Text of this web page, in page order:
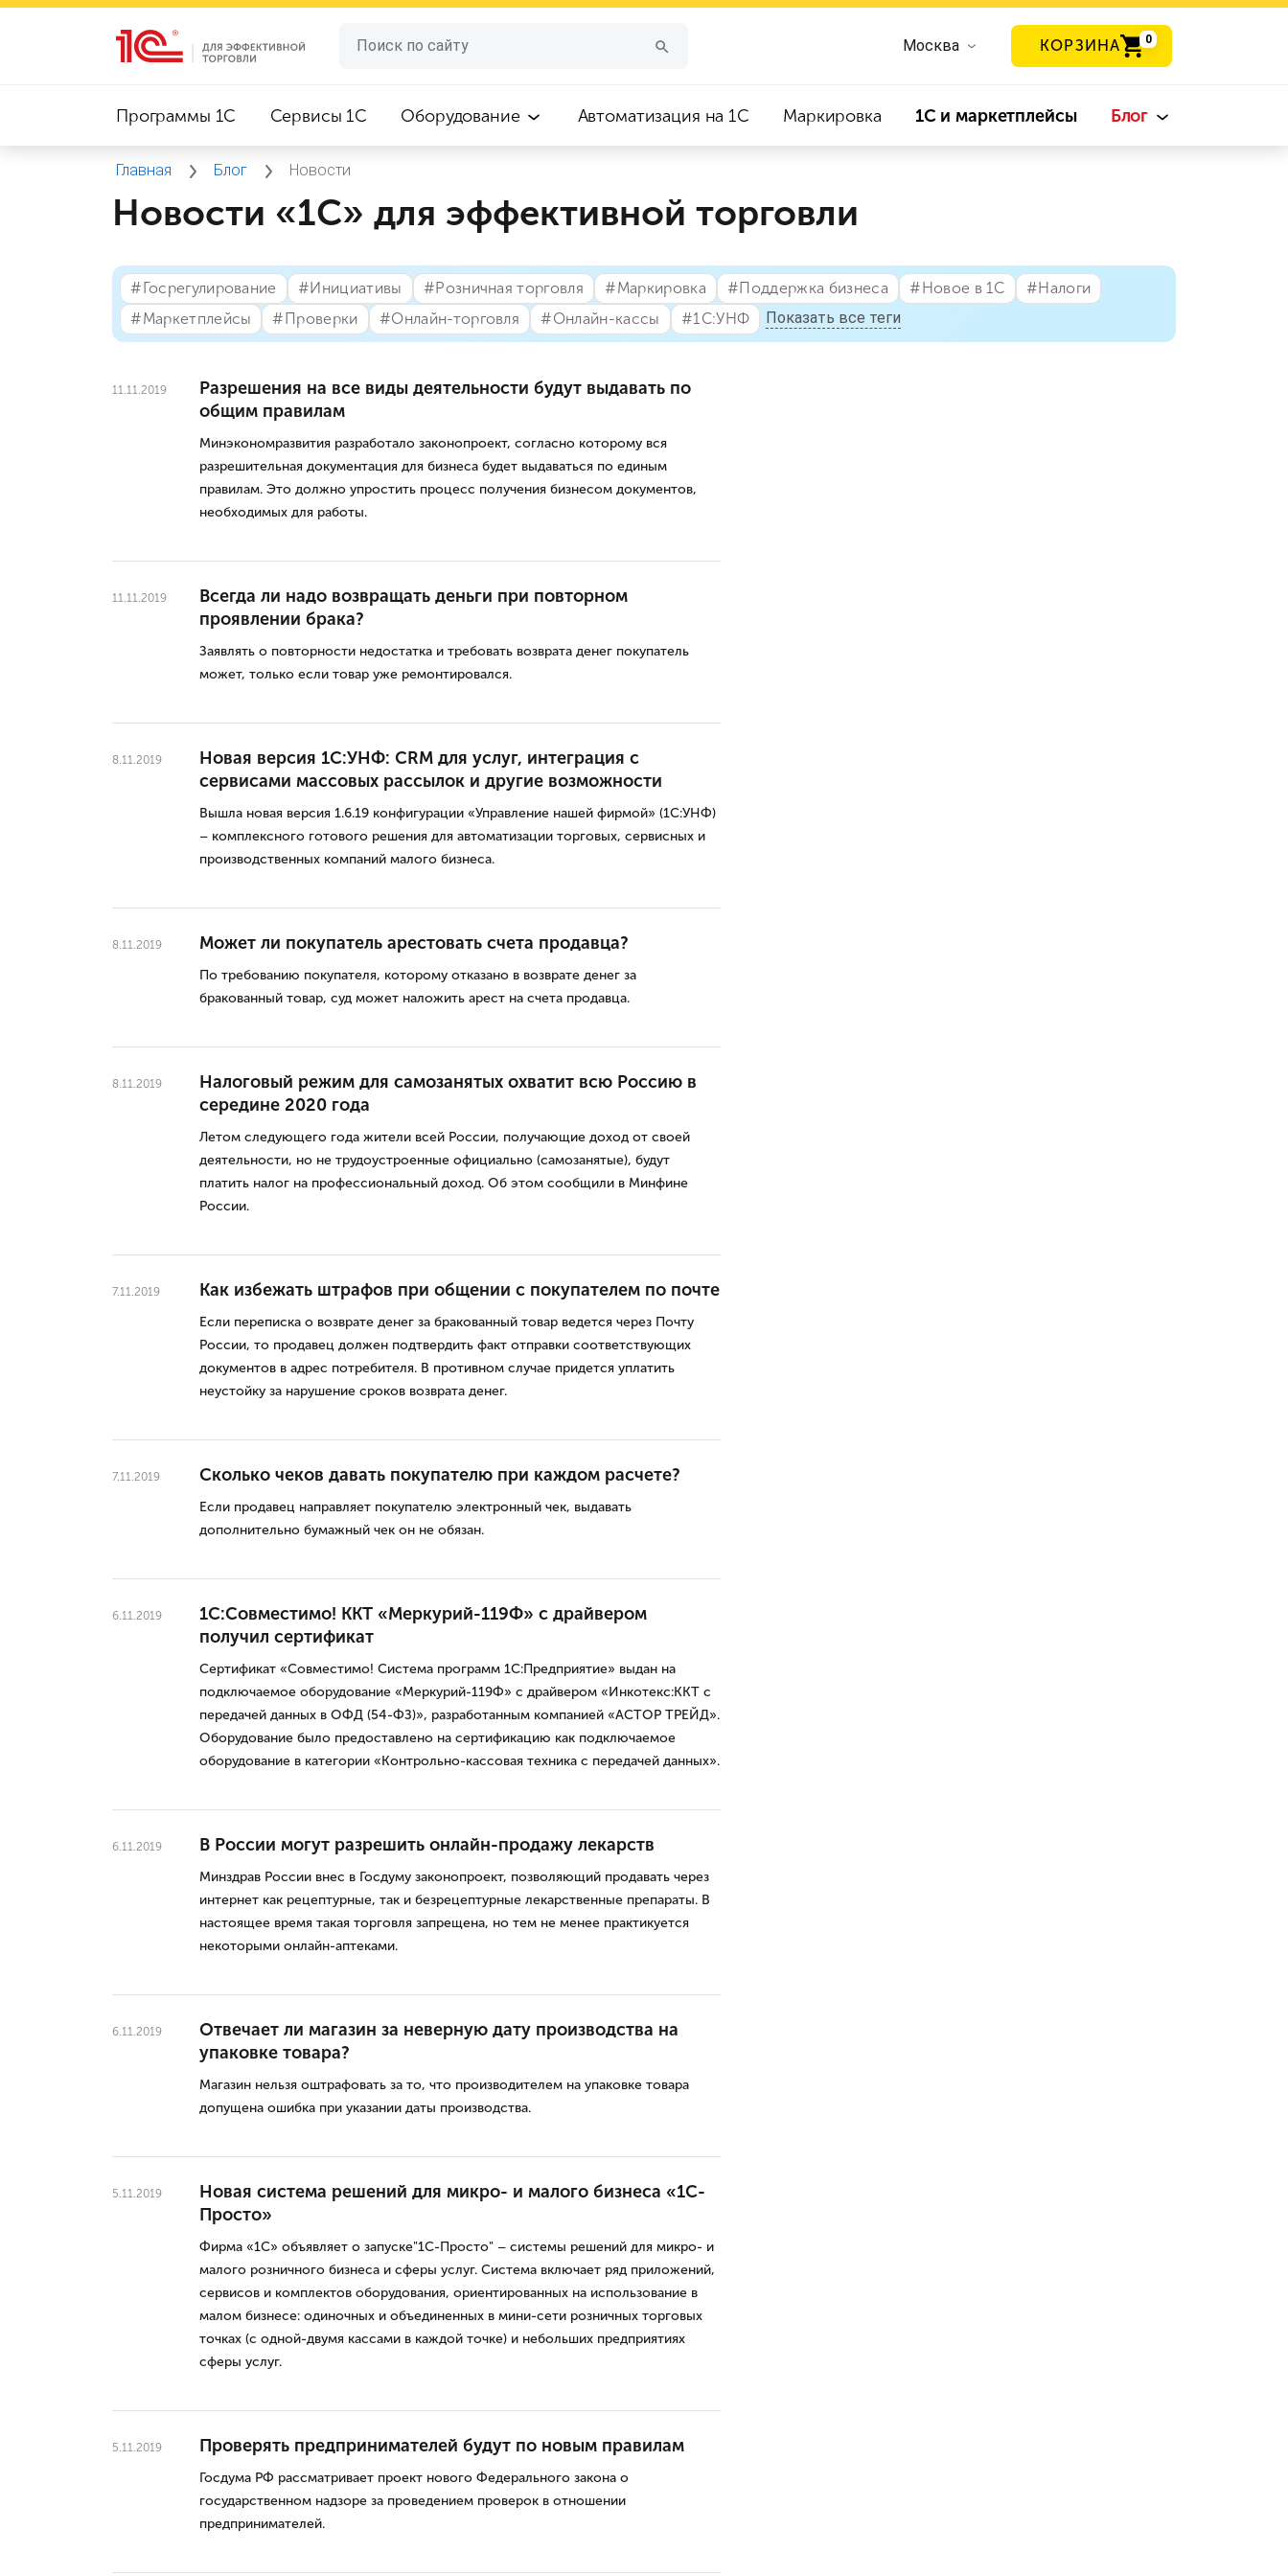
Москва КОРЗИНА 0
Программы 1C Сервисы 1C Оборудование Автоматизация на 1С Маркировка 1С и маркетплейсы Блог
Главная Блог Новости
Новости «1С» для эффективной торговли
#⁣Госрегулирование #⁣Инициативы #⁣Розничная торговля #⁣Маркировка #⁣Поддержка бизнеса #⁣Новое в 1С
#⁣Налоги
#⁣Маркетплейсы
#⁣Проверки #⁣Онлайн-торговля #⁣Онлайн-кассы #⁣1С:УНФ Показать все теги
11.11.2019
Разрешения на все виды деятельности будут выдавать по
общим правилам
Минэкономразвития разработало законопроект, согласно которому вся
разрешительная документация для бизнеса будет выдаваться по единым
правилам. Это должно упростить процесс получения бизнесом документов,
необходимых для работы.
11.11.2019
Всегда ли надо возвращать деньги при повторном
проявлении брака?
Заявлять о повторности недостатка и требовать возврата денег покупатель
может, только если товар уже ремонтировался.
8.11.2019
Новая версия 1С:УНФ: CRM для услуг, интеграция с
сервисами массовых рассылок и другие возможности
Вышла новая версия 1.6.19 конфигурации «Управление нашей фирмой» (1С:УНФ)
– комплексного готового решения для автоматизации торговых, сервисных и
производственных компаний малого бизнеса.
8.11.2019 Может ли покупатель арестовать счета продавца?
По требованию покупателя, которому отказано в возврате денег за
бракованный товар, суд может наложить арест на счета продавца.
8.11.2019
Налоговый режим для самозанятых охватит всю Россию в
середине 2020 года
Летом следующего года жители всей России, получающие доход от своей
деятельности, но не трудоустроенные официально (самозанятые), будут
платить налог на профессиональный доход. Об этом сообщили в Минфине
России.
7.11.2019 Как избежать штрафов при общении с покупателем по почте
Если переписка о возврате денег за бракованный товар ведется через Почту
России, то продавец должен подтвердить факт отправки соответствующих
документов в адрес потребителя. В противном случае придется уплатить
неустойку за нарушение сроков возврата денег.
7.11.2019 Сколько чеков давать покупателю при каждом расчете?
Если продавец направляет покупателю электронный чек, выдавать
дополнительно бумажный чек он не обязан.
6.11.2019
1С:Совместимо! ККТ «Меркурий-119Ф» с драйвером
получил сертификат
Сертификат «Совместимо! Система программ 1С:Предприятие» выдан на
подключаемое оборудование «Меркурий-119Ф» с драйвером «Инкотекс:ККТ с
передачей данных в ОФД (54-ФЗ)», разработанным компанией «АСТОР ТРЕЙД».
Оборудование было предоставлено на сертификацию как подключаемое
оборудование в категории «Контрольно-кассовая техника с передачей данных».
6.11.2019 В России могут разрешить онлайн-продажу лекарств
Минздрав России внес в Госдуму законопроект, позволяющий продавать через
интернет как рецептурные, так и безрецептурные лекарственные препараты. В
настоящее время такая торговля запрещена, но тем не менее практикуется
некоторыми онлайн-аптеками.
6.11.2019
Отвечает ли магазин за неверную дату производства на
упаковке товара?
Магазин нельзя оштрафовать за то, что производителем на упаковке товара
допущена ошибка при указании даты производства.
5.11.2019
Новая система решений для микро- и малого бизнеса «1С-
Просто»
Фирма «1С» объявляет о запуске"1С-Просто" – системы решений для микро- и
малого розничного бизнеса и сферы услуг. Система включает ряд приложений,
сервисов и комплектов оборудования, ориентированных на использование в
малом бизнесе: одиночных и объединенных в мини-сети розничных торговых
точках (с одной-двумя кассами в каждой точке) и небольших предприятиях
сферы услуг.
5.11.2019 Проверять предпринимателей будут по новым правилам
Госдума РФ рассматривает проект нового Федерального закона о
государственном надзоре за проведением проверок в отношении
предпринимателей.